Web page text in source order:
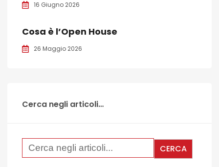
16 Giugno 2026
Cosa è l’Open House
26 Maggio 2026
Cerca negli articoli…